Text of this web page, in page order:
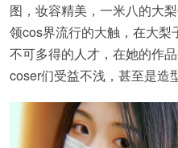
图，妆容精美，一米八的大
领cos界流行的大触，在大
不可多得的人才，在她的作
coser们受益不浅，甚至是造型